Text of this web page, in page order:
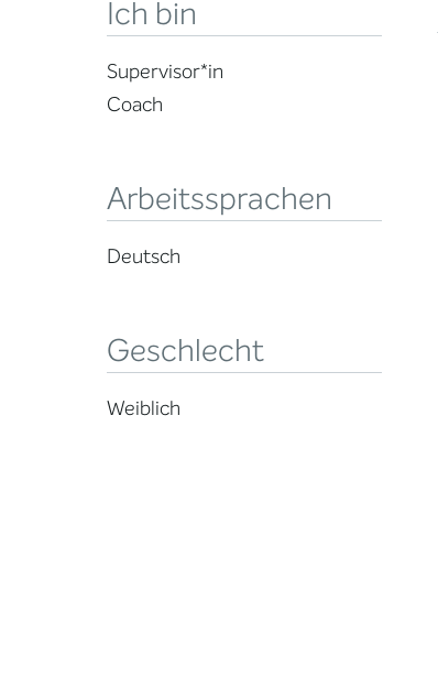
Ich bin
Supervisor*in
Coach
Arbeitssprachen
Deutsch
Geschlecht
Weiblich